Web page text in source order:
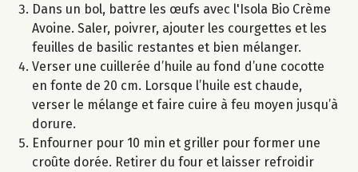
Dans un bol, battre les œufs avec l'Isola Bio Crème
Avoine. Saler, poivrer, ajouter les courgettes et les
feuilles de basilic restantes et bien mélanger.
Verser une cuillerée d’huile au fond d’une cocotte
en fonte de 20 cm. Lorsque l’huile est chaude,
verser le mélange et faire cuire à feu moyen jusqu’à
dorure.
Enfourner pour 10 min et griller pour former une
croûte dorée. Retirer du four et laisser refroidir